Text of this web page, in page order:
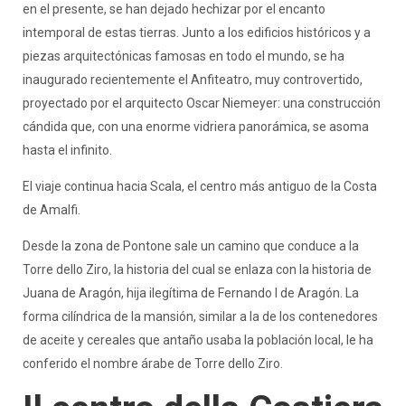
en el presente, se han dejado hechizar por el encanto
intemporal de estas tierras. Junto a los edificios históricos y a
piezas arquitectónicas famosas en todo el mundo, se ha
inaugurado recientemente el Anfiteatro, muy controvertido,
proyectado por el arquitecto Oscar Niemeyer: una construcción
cándida que, con una enorme vidriera panorámica, se asoma
hasta el infinito.
El viaje continua hacia Scala, el centro más antiguo de la Costa
de Amalfi.
Desde la zona de Pontone sale un camino que conduce a la
Torre dello Ziro, la historia del cual se enlaza con la historia de
Juana de Aragón, hija ilegítima de Fernando I de Aragón. La
forma cilíndrica de la mansión, similar a la de los contenedores
de aceite y cereales que antaño usaba la población local, le ha
conferido el nombre árabe de Torre dello Ziro.